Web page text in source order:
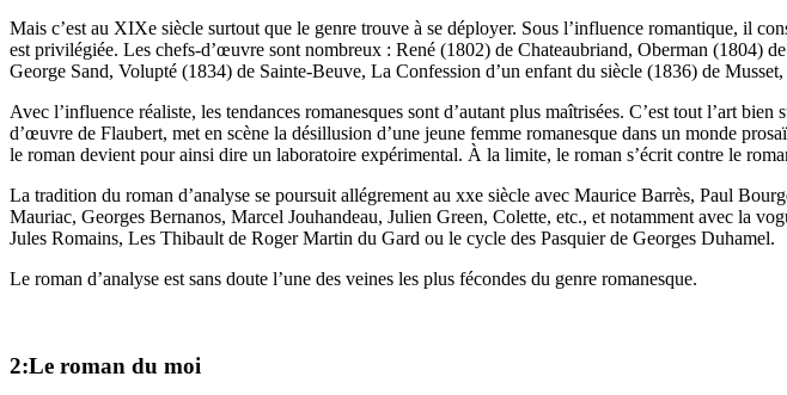
Mais c’est au XIXe siècle surtout que le genre trouve à se déployer. Sous l’influence romantique, il
est privilégiée. Les chefs-d’œuvre sont nombreux : René (1802) de Chateaubriand, Oberman (1804)
George Sand, Volupté (1834) de Sainte-Beuve, La Confession d’un enfant du siècle (1836) de
Avec l’influence réaliste, les tendances romanesques sont d’autant plus maîtrisées. C’est tout l’art
d’œuvre de Flaubert, met en scène la désillusion d’une jeune femme romanesque dans un monde
le roman devient pour ainsi dire un laboratoire expérimental. À la limite, le roman s’écrit contre le
La tradition du roman d’analyse se poursuit allégrement au xxe siècle avec Maurice Barrès, Paul
Mauriac, Georges Bernanos, Marcel Jouhandeau, Julien Green, Colette, etc., et notamment avec la
Jules Romains, Les Thibault de Roger Martin du Gard ou le cycle des Pasquier de Georges Duhamel.
Le roman d’analyse est sans doute l’une des veines les plus fécondes du genre romanesque.
2:Le roman du moi